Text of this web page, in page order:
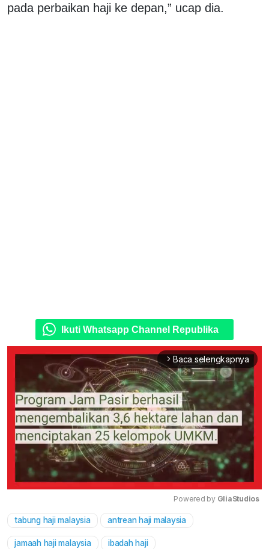
pada perbaikan haji ke depan,” ucap dia.
Ikuti Whatsapp Channel Republika
arrow_forward_ios Baca selengkapnya
Powered by GliaStudios
tabung haji malaysia antrean haji malaysia
jamaah haji malaysia ibadah haji